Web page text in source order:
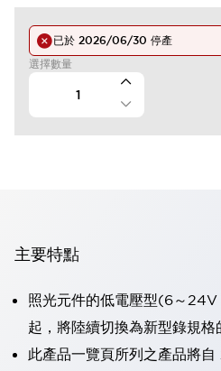
已於 2026/06/30 停產
選擇數量
主要特點
照光元件的低電壓型(6～
起，將陸續切換為新型錄規格
此產品一覽頁所列之產品將